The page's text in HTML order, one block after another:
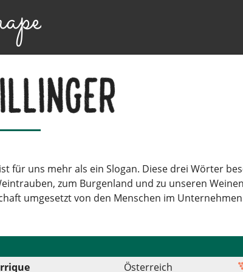
für uns mehr als ein Slogan. Diese drei Wörter
zum Burgenland und zu unseren
umgesetzt von den Menschen im
Österreich